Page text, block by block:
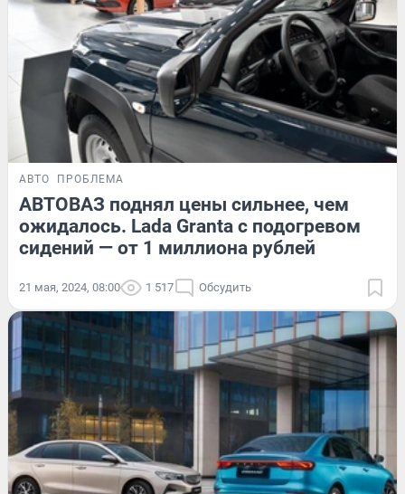
АВТО ПРОБЛЕМА
АВТОВАЗ поднял цены сильнее, чем
ожидалось. Lada Granta с подогревом
сидений — от 1 миллиона рублей
21 мая, 2024, 08:00 1 517 Обсудить